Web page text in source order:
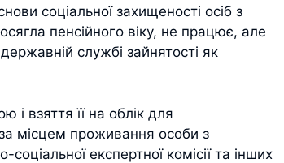
соціальної захищеності осіб з
пенсійного віку, не працює, але
службі зайнятості як
і взяття її на облік для
місцем проживання особи з
експертної комісії та інших